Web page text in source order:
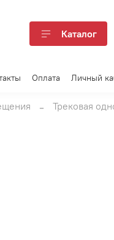
Каталог
Оплата Личный
Трековая